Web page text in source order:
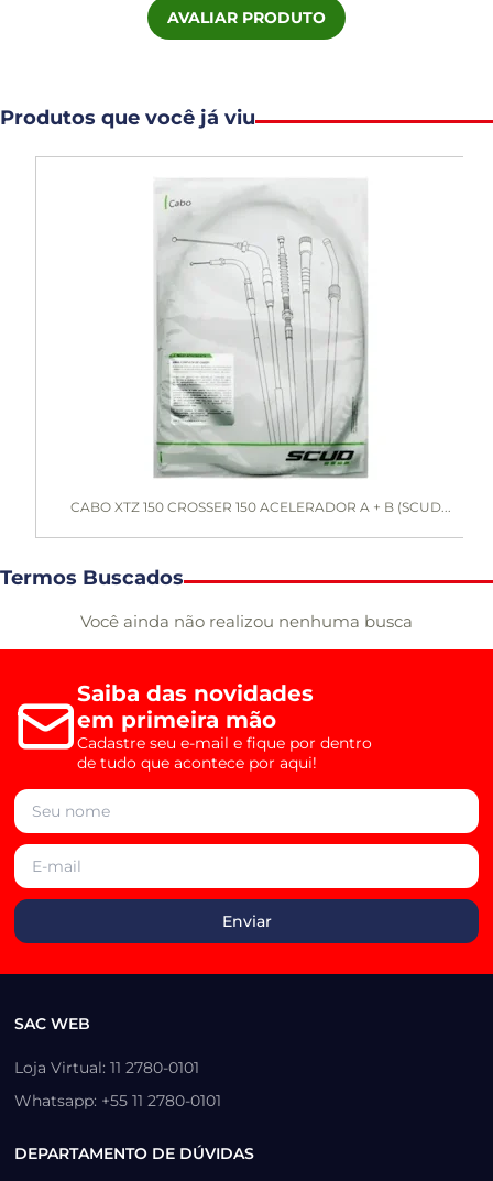
AVALIAR PRODUTO
Produtos que você já viu
CABO XTZ 150 CROSSER 150 ACELERADOR A + B (SCUD...
Termos Buscados
Você ainda não realizou nenhuma busca
Saiba das novidades
em primeira mão
Cadastre seu e-mail e fique por dentro
de tudo que acontece por aqui!
SAC WEB
Loja Virtual: 11 2780-0101
Whatsapp: +55 11 2780-0101
DEPARTAMENTO DE DÚVIDAS